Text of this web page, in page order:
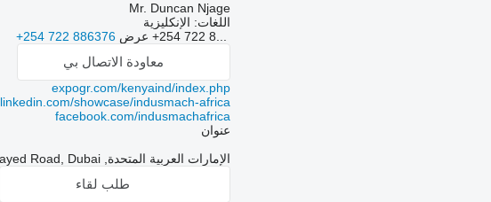
Mr. Duncan Njage
اللغات: الإنكليزية
+254 722 8... عرض +254 722 886376
معاودة الاتصال بي
expogr.com/kenyaind/index.php
linkedin.com/showcase/indusmach-africa
facebook.com/indusmachafrica
عنوان
الإمارات العربية المتحدة, 19th Floor, Monarch Office Tower, P.O. Box 333840, Sheikh Zayed Road, Dubai
طلب لقاء